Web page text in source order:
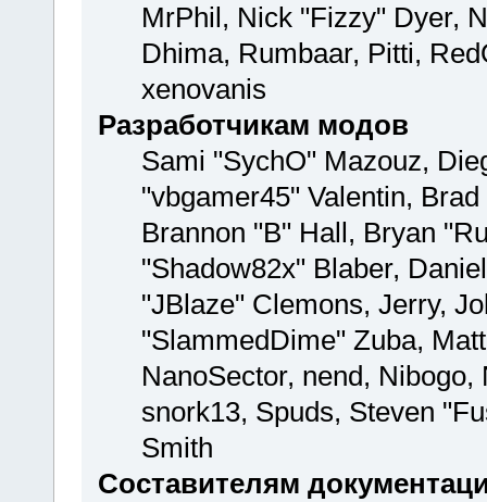
MrPhil, Nick "Fizzy" Dyer,
Dhima, Rumbaar, Pitti,
xenovanis
Разработчикам модов
Sami "SychO" Mazouz,
"vbgamer45" Valentin,
Brannon "B" Hall, Bryan
"Shadow82x" Blaber,
"JBlaze" Clemons, Jerry,
"SlammedDime" Zuba,
NanoSector, nend,
snork13, Spuds, Steven
Smith
Составителям